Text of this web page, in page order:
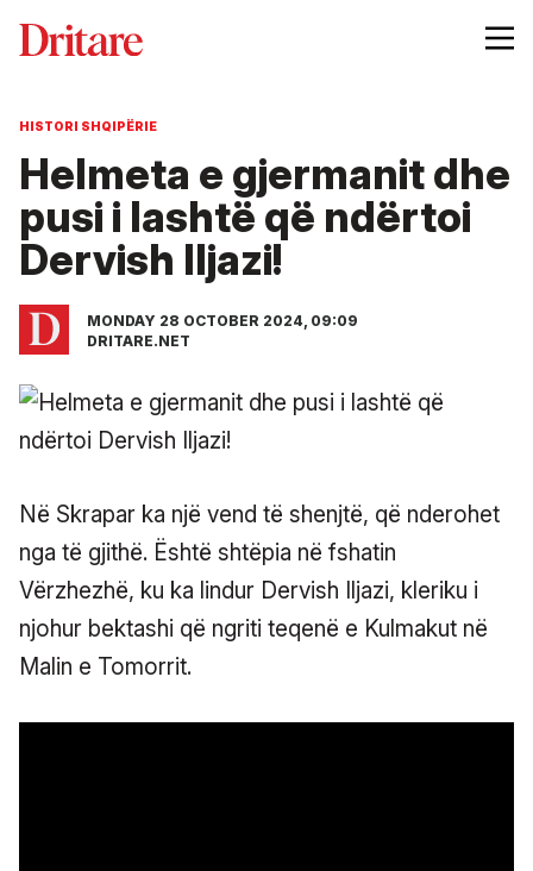
HISTORI SHQIPËRIE
Helmeta e gjermanit dhe
pusi i lashtë që ndërtoi
Dervish Iljazi!
MONDAY 28 OCTOBER 2024, 09:09
DRITARE.NET
Në Skrapar ka një vend të shenjtë, që nderohet
nga të gjithë. Është shtëpia në fshatin
Vërzhezhë, ku ka lindur Dervish Iljazi, kleriku i
njohur bektashi që ngriti teqenë e Kulmakut në
Malin e Tomorrit.